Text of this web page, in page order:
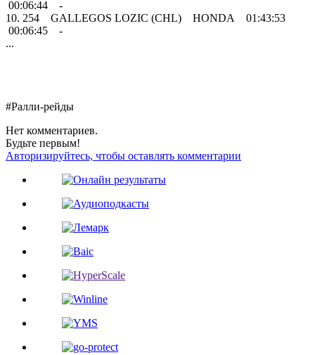
00:06:44 -
10. 254 GALLEGOS LOZIC (CHL) HONDA 01:43:53
00:06:45 -
...
#Ралли-рейды
Нет комментариев.
Будьте первым!
Авторизируйтесь, чтобы оставлять комментарии